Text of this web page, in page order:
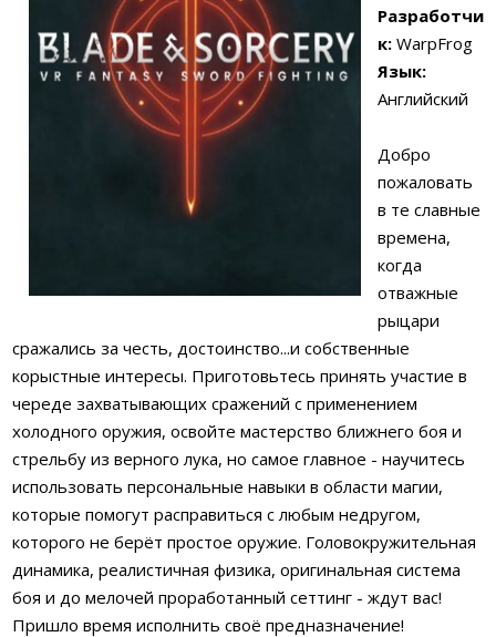
Разработчи
к: WarpFrog
Язык:
Английский
Добро
пожаловать
в те славные
времена,
когда
отважные
рыцари
сражались за честь, достоинство...и собственные
корыстные интересы. Приготовьтесь принять участие в
череде захватывающих сражений с применением
холодного оружия, освойте мастерство ближнего боя и
стрельбу из верного лука, но самое главное - научитесь
использовать персональные навыки в области магии,
которые помогут расправиться с любым недругом,
которого не берёт простое оружие. Головокружительная
динамика, реалистичная физика, оригинальная система
боя и до мелочей проработанный сеттинг - ждут вас!
Пришло время исполнить своё предназначение!